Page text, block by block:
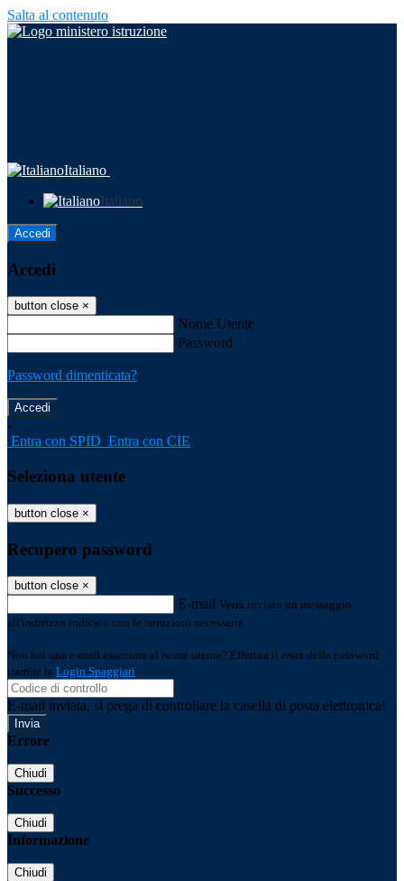
Salta al contenuto
Italiano
Italiano
Accedi
Accedi
button close ×
Nome Utente
Password
Password dimenticata?
-
Entra con SPID Entra con CIE
Seleziona utente
button close ×
Recupero password
button close ×
E-mail Verrà inviato un messaggio
all'indirizzo indicato con le istruzioni necessarie.
Non hai una e-mail associata al nome utente? Effettua il reset della password
tramite la Login Spaggiari
E-mail inviata, si prega di controllare la casella di posta elettronica!
Errore
Chiudi
Successo
Chiudi
Informazione
Chiudi